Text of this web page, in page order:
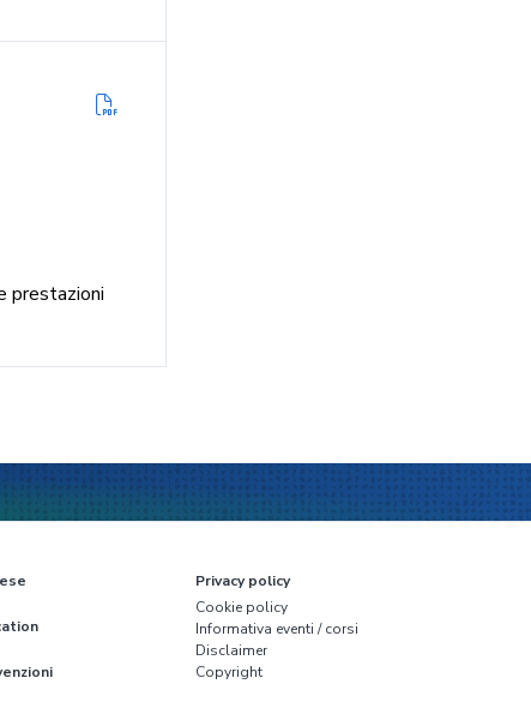
prestazioni
Privacy policy
Cookie policy
Informativa eventi / corsi
Disclaimer
Copyright